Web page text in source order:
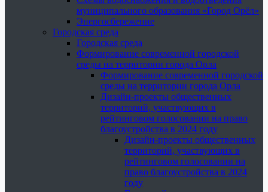
муниципального образования «Город Орёл»
Энергосбережение
Городская среда
Городская среда
Формирование современной городской
среды на территории города Орла
Формирование современной городской
среды на территории города Орла
Дизайн-проекты общественных
территорий, участвующих в
рейтинговом голосовании на право
благоустройства в 2024 году
Дизайн-проекты общественных
территорий, участвующих в
рейтинговом голосовании на
право благоустройства в 2024
году